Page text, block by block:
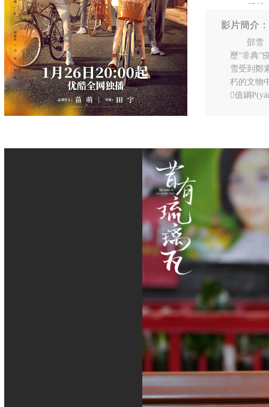
出品公司：完美
影片簡介：
邵雪
歷“非典”
雪受到鄭
朽的文物
值罁